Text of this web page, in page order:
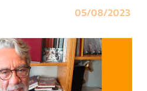
05/08/2023